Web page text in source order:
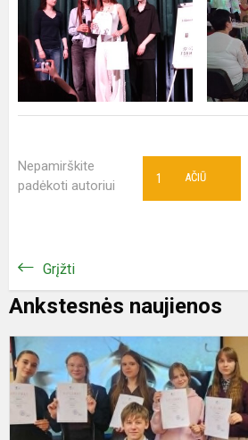
Nepamirškite
padėkoti autoriui
AČIŪ
1
Grįžti
Ankstesnės naujienos